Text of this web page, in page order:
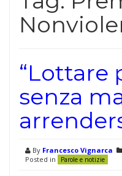
“Lottare
senza
By Francesco Vignarca
Posted in
Parole e notizie